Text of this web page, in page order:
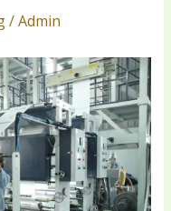
/ Admin